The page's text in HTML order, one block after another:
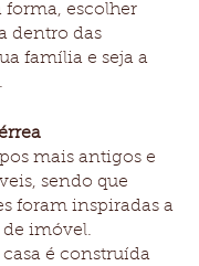
forma, escolher
dentro das
família e seja a
mais antigos e
sendo que
foram inspiradas a
de imóvel.
é construída